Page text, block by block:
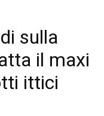
sulla
il maxi
ittici